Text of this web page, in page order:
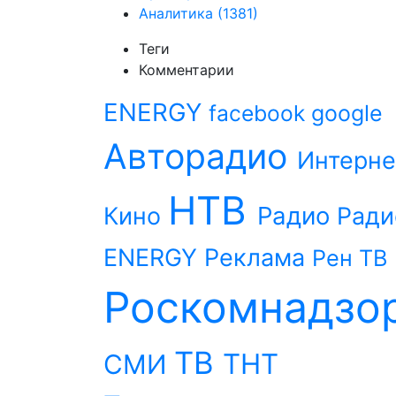
Аналитика (1381)
Теги
Комментарии
ENERGY facebook google
Авторадио
Кино НТВ Радио
ENERGY Реклама Рен ТВ
СМИ ТВ ТНТ